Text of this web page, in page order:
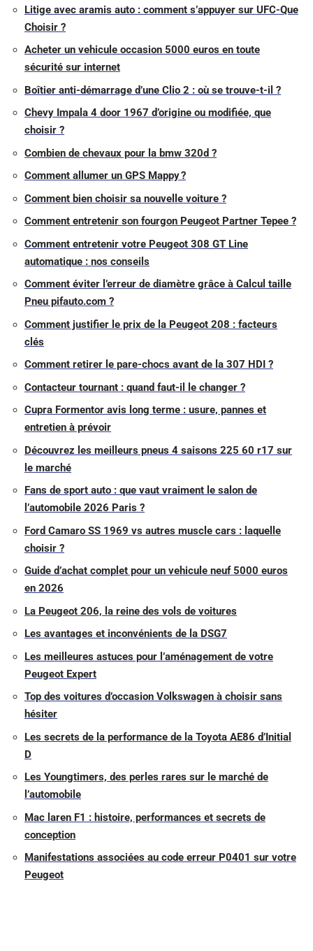
Litige avec aramis auto : comment s’appuyer sur UFC-Que
Choisir ?
Acheter un vehicule occasion 5000 euros en toute
sécurité sur internet
Boîtier anti-démarrage d’une Clio 2 : où se trouve-t-il ?
Chevy Impala 4 door 1967 d’origine ou modifiée, que
choisir ?
Combien de chevaux pour la bmw 320d ?
Comment allumer un GPS Mappy ?
Comment bien choisir sa nouvelle voiture ?
Comment entretenir son fourgon Peugeot Partner Tepee ?
Comment entretenir votre Peugeot 308 GT Line
automatique : nos conseils
Comment éviter l’erreur de diamètre grâce à Calcul taille
Pneu pifauto.com ?
Comment justifier le prix de la Peugeot 208 : facteurs
clés
Comment retirer le pare-chocs avant de la 307 HDI ?
Contacteur tournant : quand faut-il le changer ?
Cupra Formentor avis long terme : usure, pannes et
entretien à prévoir
Découvrez les meilleurs pneus 4 saisons 225 60 r17 sur
le marché
Fans de sport auto : que vaut vraiment le salon de
l’automobile 2026 Paris ?
Ford Camaro SS 1969 vs autres muscle cars : laquelle
choisir ?
Guide d’achat complet pour un vehicule neuf 5000 euros
en 2026
La Peugeot 206, la reine des vols de voitures
Les avantages et inconvénients de la DSG7
Les meilleures astuces pour l’aménagement de votre
Peugeot Expert
Top des voitures d’occasion Volkswagen à choisir sans
hésiter
Les secrets de la performance de la Toyota AE86 d’Initial
D
Les Youngtimers, des perles rares sur le marché de
l’automobile
Mac laren F1 : histoire, performances et secrets de
conception
Manifestations associées au code erreur P0401 sur votre
Peugeot